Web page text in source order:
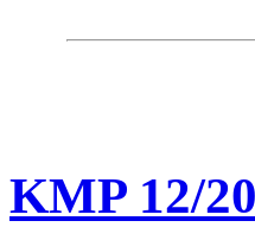
KMP 12/